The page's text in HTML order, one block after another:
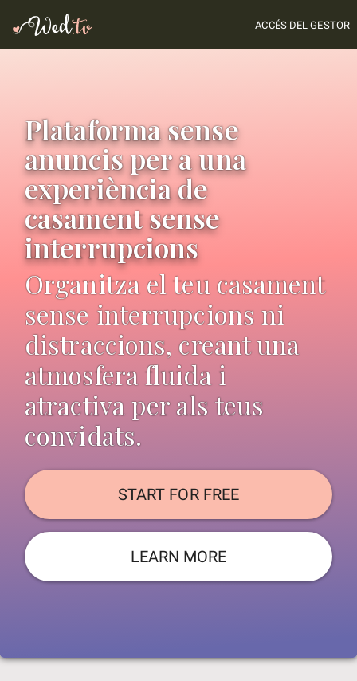
ACCÉS DEL GESTOR
Plataforma sense
anuncis per a una
experiència de
casament sense
interrupcions
Organitza el teu casament
sense interrupcions ni
distraccions, creant una
atmosfera fluida i
atractiva per als teus
convidats.
START FOR FREE
LEARN MORE